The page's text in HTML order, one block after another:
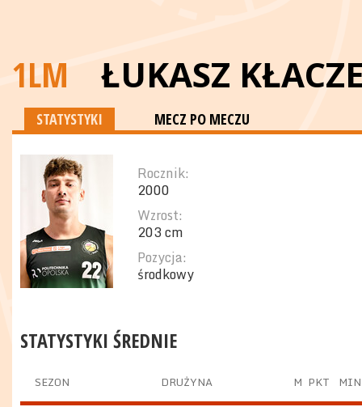
1LM ŁUKASZ
STATYSTYKI MECZ PO MECZU
Rocznik:
2000
Wzrost:
203 cm
Pozycja:
środkowy
STATYSTYKI ŚREDNIE
SEZON DRUŻYNA M PKT MIN